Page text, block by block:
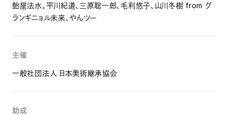
飴屋法水、平川紀道、三原聡一郎、毛利悠子、山川冬樹 from グ
ランギニョル未来、やんツー
主催
一般社団法人 日本美術継承協会
助成